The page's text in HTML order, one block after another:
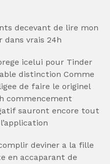
decevant de lire mon
dans vrais 24h
icelui pour Tinder
distinction Comme
de faire le originel
commencement
sauront encore tout
deviner a la fille
en accaparant de